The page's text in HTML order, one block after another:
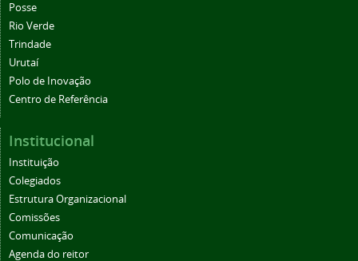
Posse
Rio Verde
Trindade
Urutaí
Polo de Inovação
Centro de Referência
Institucional
Instituição
Colegiados
Estrutura Organizacional
Comissões
Comunicação
Agenda do reitor